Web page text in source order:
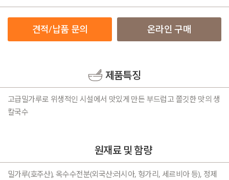
견적/납품 문의 온라인 구매
제품특징
고급밀가루로 위생적인 시설에서 맛있게 만든 부드럽고 쫄깃한 맛의 생
칼국수
원재료 및 함량
밀가루(호주산), 옥수수전분(외국산:러시아, 헝가리, 세르비아 등), 정제